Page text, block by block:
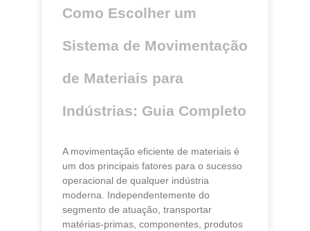
Como Escolher um
Sistema de Movimentação
de Materiais para
Indústrias: Guia Completo
A movimentação eficiente de materiais é
um dos principais fatores para o sucesso
operacional de qualquer indústria
moderna. Independentemente do
segmento de atuação, transportar
matérias-primas, componentes, produtos